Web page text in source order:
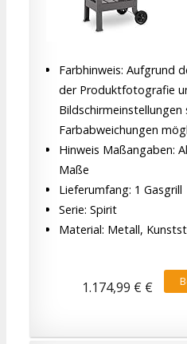
Farbhinweis: Aufgrund
der Produktfotografie
Bildschirmeinstellungen
Farbabweichungen
Hinweis Maßangaben:
Maße
Lieferumfang: 1 Gasgrill
Serie: Spirit
Material: Metall,
1.174,99 € €